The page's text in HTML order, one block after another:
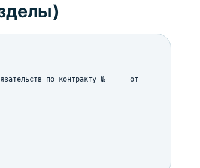
по контракту № ____ от